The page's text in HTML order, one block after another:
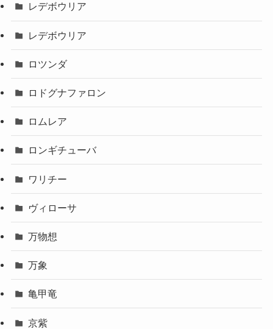
レデボウリア
レデボウリア
ロツンダ
ロドグナファロン
ロムレア
ロンギチューバ
ワリチー
ヴィローサ
万物想
万象
亀甲竜
京紫